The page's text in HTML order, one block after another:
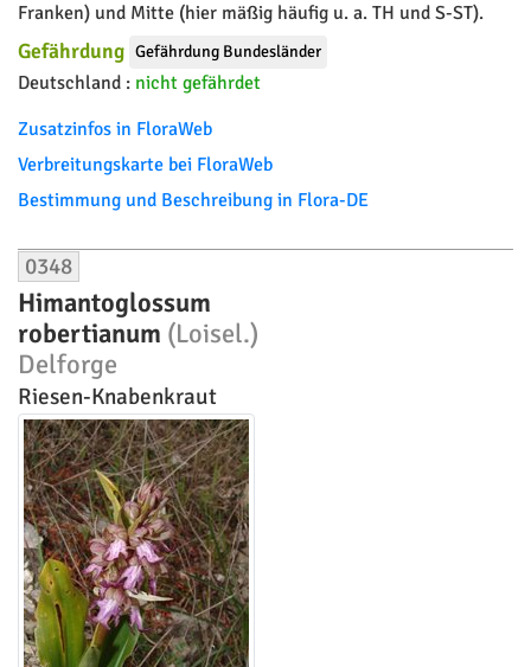
Franken) und Mitte (hier mäßig häufig u. a. TH und S-ST).
Gefährdung Gefährdung Bundesländer
Deutschland : nicht gefährdet
Zusatzinfos in FloraWeb
Verbreitungskarte bei FloraWeb
Bestimmung und Beschreibung in Flora-DE
0348
Himantoglossum
robertianum (Loisel.)
Delforge
Riesen-Knabenkraut